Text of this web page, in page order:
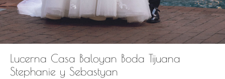
Lucerna Casa Baloyan Boda Tijuana
Stephanie y Sebastyan